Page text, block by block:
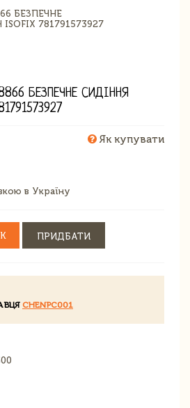
БЕЗПЕЧНЕ СИДІННЯ
Як купувати
в Україну
ПРИДБАТИ
CHENPC001